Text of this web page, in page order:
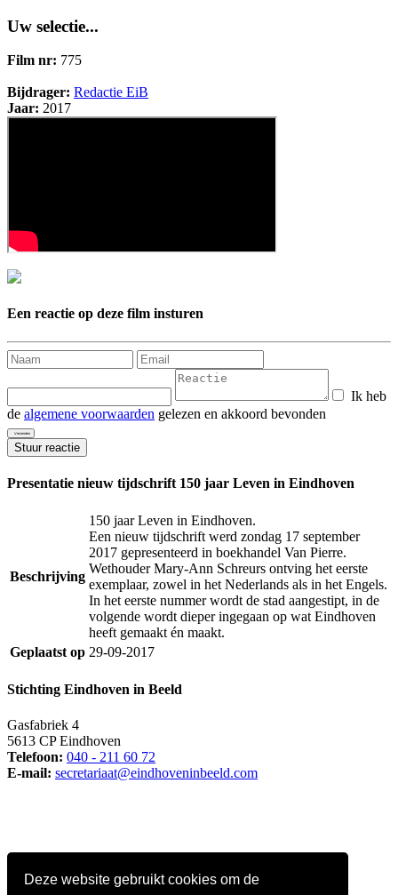
Deze website gebruikt cookies om de
Uw selectie...
Film nr: 775
Bijdrager: Redactie EiB
Jaar: 2017
Een reactie op deze film insturen
Ik heb
de algemene voorwaarden gelezen en akkoord bevonden
Stuur reactie
Presentatie nieuw tijdschrift 150 jaar Leven in Eindhoven
Beschrijving
150 jaar Leven in Eindhoven.
Een nieuw tijdschrift werd zondag 17 september
2017 gepresenteerd in boekhandel Van Pierre.
Wethouder Mary-Ann Schreurs ontving het eerste
exemplaar, zowel in het Nederlands als in het Engels.
In het eerste nummer wordt de stad aangestipt, in de
volgende wordt dieper ingegaan op wat Eindhoven
heeft gemaakt én maakt.
Geplaatst op 29-09-2017
Stichting Eindhoven in Beeld
Gasfabriek 4
5613 CP Eindhoven
Telefoon: 040 - 211 60 72
E-mail: secretariaat@eindhoveninbeeld.com